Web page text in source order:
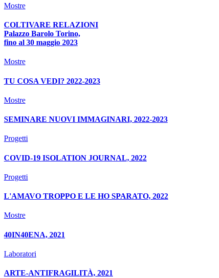
Mostre
COLTIVARE RELAZIONI
Palazzo Barolo Torino,
fino al 30 maggio 2023
Mostre
TU COSA VEDI? 2022-2023
Mostre
SEMINARE NUOVI IMMAGINARI, 2022-2023
Progetti
COVID-19 ISOLATION JOURNAL, 2022
Progetti
L'AMAVO TROPPO E LE HO SPARATO, 2022
Mostre
40IN40ENA, 2021
Laboratori
ARTE-ANTIFRAGILITÀ, 2021